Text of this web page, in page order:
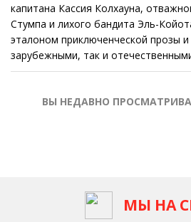
капитана Кассия Колхауна,
Стумпа и лихого бандита Эль-
эталоном приключенческой прозы
зарубежными, так и
ВЫ НЕДАВНО
МЫ НА